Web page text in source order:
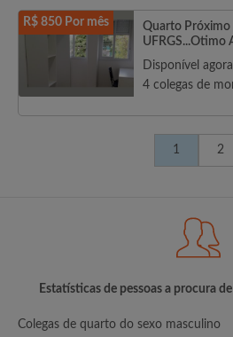
R$ 850 Por mês
Quarto Próximo
UFRGS...Otimo
Disponível agora
4 colegas de
1 2
Estatísticas de pessoas a procura
Colegas de quarto do sexo masculino